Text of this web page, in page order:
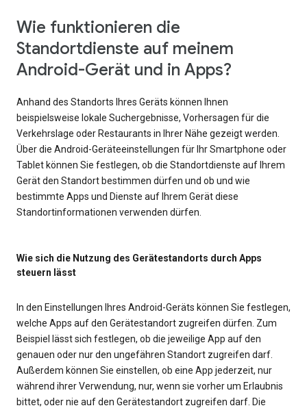
Wie funktionieren die
Standortdienste auf meinem
Android-Gerät und in Apps?
Anhand des Standorts Ihres Geräts können Ihnen
beispielsweise lokale Suchergebnisse, Vorhersagen für die
Verkehrslage oder Restaurants in Ihrer Nähe gezeigt werden.
Über die Android-Geräteeinstellungen für Ihr Smartphone oder
Tablet können Sie festlegen, ob die Standortdienste auf Ihrem
Gerät den Standort bestimmen dürfen und ob und wie
bestimmte Apps und Dienste auf Ihrem Gerät diese
Standortinformationen verwenden dürfen.
Wie sich die Nutzung des Gerätestandorts durch Apps
steuern lässt
In den Einstellungen Ihres Android-Geräts können Sie festlegen,
welche Apps auf den Gerätestandort zugreifen dürfen. Zum
Beispiel lässt sich festlegen, ob die jeweilige App auf den
genauen oder nur den ungefähren Standort zugreifen darf.
Außerdem können Sie einstellen, ob eine App jederzeit, nur
während ihrer Verwendung, nur, wenn sie vorher um Erlaubnis
bittet, oder nie auf den Gerätestandort zugreifen darf. Die